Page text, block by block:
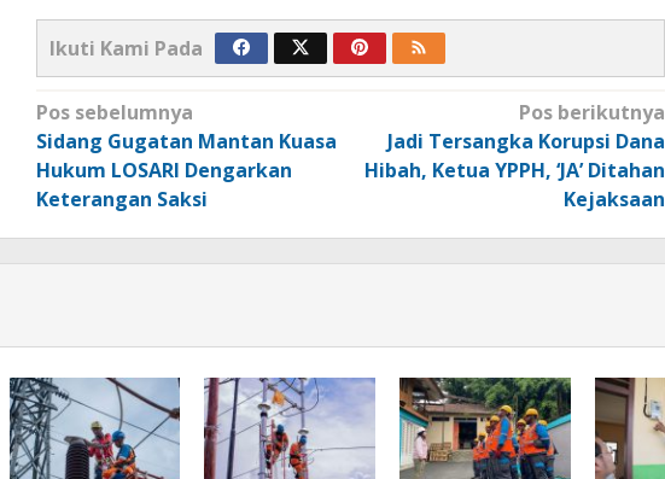
Ikuti Kami Pada
Navigasi
pos
Pos sebelumnya
Sidang Gugatan Mantan Kuasa
Hukum LOSARI Dengarkan
Keterangan Saksi
Pos berikutnya
Jadi Tersangka Korupsi Dana
Hibah, Ketua YPPH, ‘JA’ Ditahan
Kejaksaan